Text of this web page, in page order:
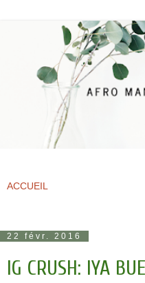
22 févr. 2016
IG CRUSH: IYA